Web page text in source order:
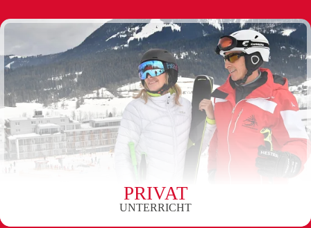
PRIVAT
UNTERRICHT